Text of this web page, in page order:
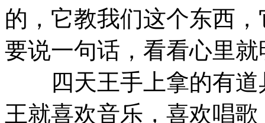
的，它教我们这个东西
要说一句话，看看心里
四天王手上拿的有道
王就喜欢音乐，喜欢唱